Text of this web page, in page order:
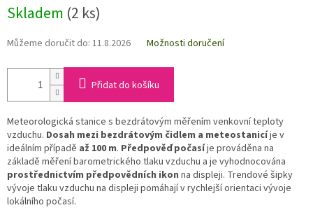
Skladem (2 ks)
Můžeme doručit do: 11.8.2026 Možnosti doručení
Přidat do košíku
Meteorologická stanice s bezdrátovým měřením venkovní teploty
vzduchu. Dosah mezi bezdrátovým čidlem a meteostanicíje v
ideálním případě až 100 m. Předpověď počasíje prováděna na
základě měření barometrického tlaku vzduchu a je vyhodnocována
prostřednictvím předpovědních ikon na displeji. Trendové šipky
vývoje tlaku vzduchu na displeji pomáhají v rychlejší orientaci vývoje
lokálního počasí.